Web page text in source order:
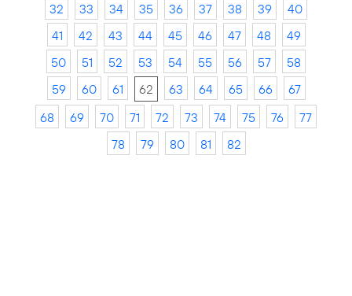
32
33 34 35 36 37 38 39
40
41
42 43 44 45 46 47 48
49
50
51 52 53 54 55 56 57
58
59
60 61 62 63 64 65 66
67
68
69 70 71 72 73 74 75 76
77
78
79 80 81 82